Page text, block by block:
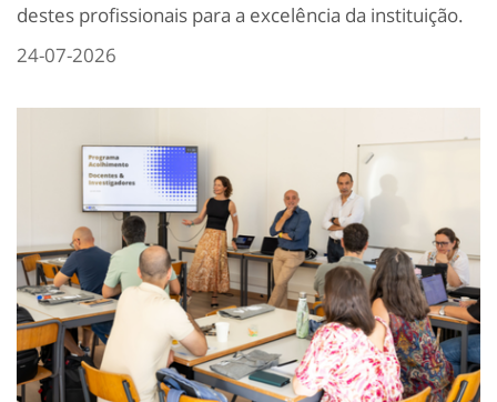
destes profissionais para a excelência da instituição.
24-07-2026